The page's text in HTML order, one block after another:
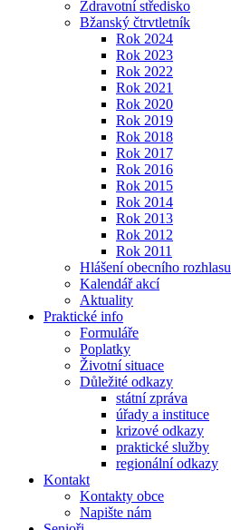
Zdravotní středisko
Bžanský čtrvtletník
Rok 2024
Rok 2023
Rok 2022
Rok 2021
Rok 2020
Rok 2019
Rok 2018
Rok 2017
Rok 2016
Rok 2015
Rok 2014
Rok 2013
Rok 2012
Rok 2011
Hlášení obecního rozhlasu
Kalendář akcí
Aktuality
Praktické info
Formuláře
Poplatky
Životní situace
Důležité odkazy
státní zpráva
úřady a instituce
krizové odkazy
praktické služby
regionální odkazy
Kontakt
Kontakty obce
Napište nám